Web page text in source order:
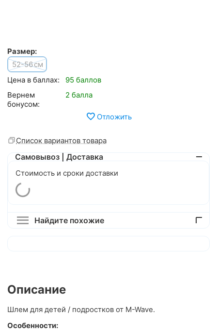
Размер:
52-56см
Цена в баллах:
95 баллов
Вернем
бонусом:
2 балла
Отложить
Список вариантов товара
Самовывоз | Доставка
Стоимость и сроки доставки
Найдите похожие
Описание
Шлем для детей / подростков от M-Wave.
Особенности: